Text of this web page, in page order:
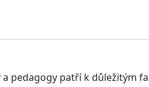
pedagogy patří k důležitým